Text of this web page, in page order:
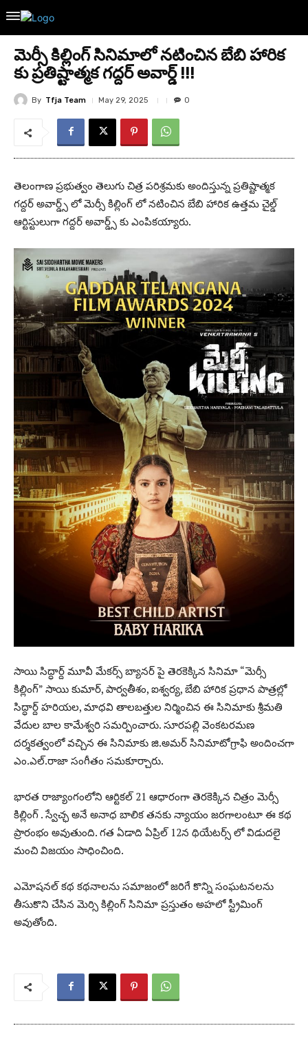
మెర్సీ కిల్లింగ్ సినిమాలో నటించిన బేబి హారిక
కు ప్రతిష్టాత్మక గద్దర్ అవార్డ్ !!!
By Tfja Team May 29, 2025 0
తెలంగాణ ప్రభుత్వం తెలుగు చిత్ర పరిశ్రమకు అందిస్తున్న ప్రతిష్టాత్మక
గద్దర్ అవార్డ్స్ లో మెర్సీ కిల్లింగ్ లో నటించిన బేబి హారిక ఉత్తమ చైల్డ్
ఆర్టిస్టులుగా గద్దర్ అవార్డ్స్ కు ఎంపికయ్యారు.
సాయి సిద్ధార్ద్ మూవీ మేకర్స్ బ్యానర్ పై తెరకెక్కిన సినిమా “మెర్సీ
కిల్లింగ్” సాయి కుమార్, పార్వతీశం, ఐశ్వర్య, బేబి హారిక ప్రధాన పాత్రల్లో
సిద్ధార్ద్ హరియల, మాధవి తాలబత్తుల నిర్మించిన ఈ సినిమాకు శ్రీమతి
వేదుల బాల కామేశ్వరి సమర్పించారు. సూరపల్లి వెంకటరమణ
దర్శకత్వంలో వచ్చిన ఈ సినిమాకు జి.అమర్ సినిమాటోగ్రాఫి అందించగా
ఎం.ఎల్.రాజా సంగీతం సమకూర్చారు.
భారత రాజ్యాంగంలోని ఆర్టికల్ 21 ఆధారంగా తెరకెక్కిన చిత్రం మెర్సీ
కిల్లింగ్ . స్వేచ్ఛ అనే అనాధ బాలిక తనకు న్యాయం జరగాలంటూ ఈ కథ
ప్రారంభం అవుతుంది. గత ఏడాది ఏప్రిల్ 12న థియేటర్స్ లో విడుదలై
మంచి విజయం సాధించింది.
ఎమోషనల్ కథ కథనాలను సమాజంలో జరిగే కొన్ని సంఘటనలను
తీసుకొని చేసిన మెర్సి కిల్లింగ్ సినిమా ప్రస్తుతం అహలో స్ట్రీమింగ్
అవుతోంది.